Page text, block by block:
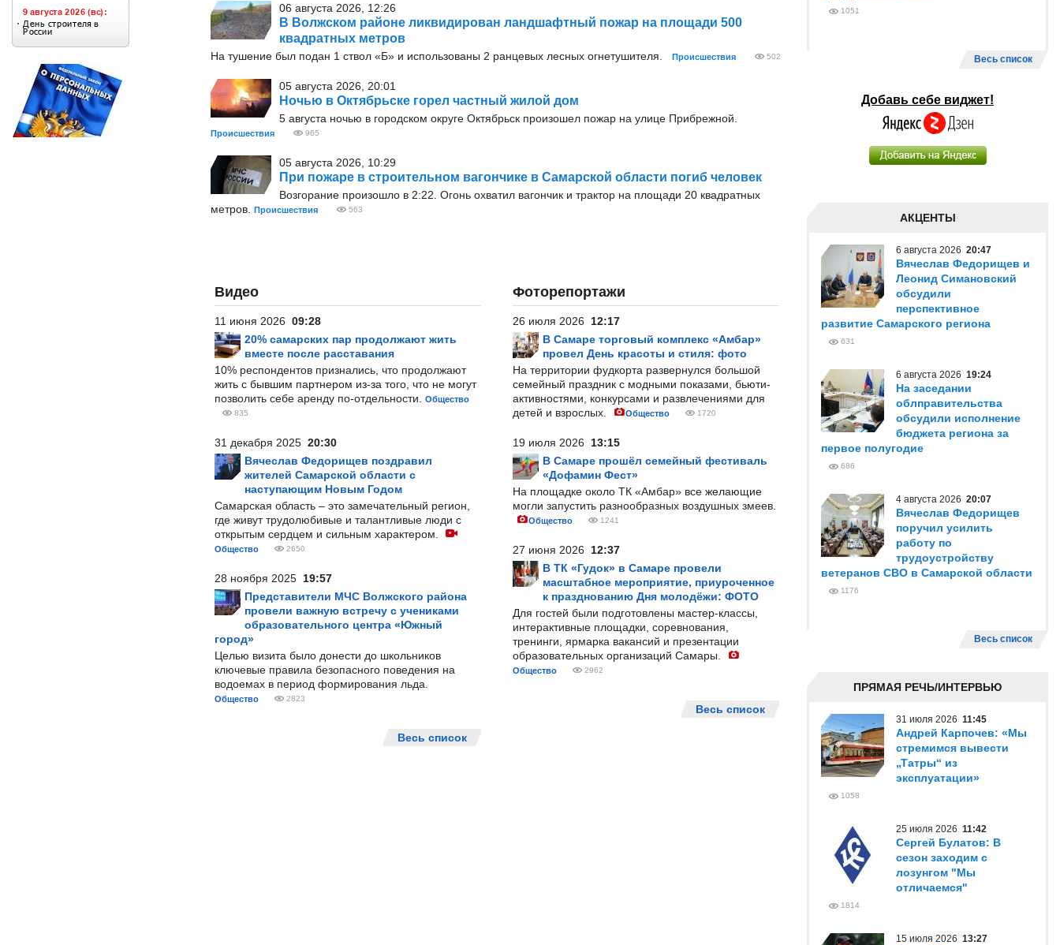
06 августа 2026, 12:26
В Волжском районе ликвидирован ландшафтный пожар на площади 500
квадратных метров
На тушение был подан 1 ствол «Б» и использованы 2 ранцевых лесных огнетушителя. Происшествия 502
05 августа 2026, 20:01
Ночью в Октябрьске горел частный жилой дом
5 августа ночью в городском округе Октябрьск произошел пожар на улице Прибрежной.
Происшествия 965
05 августа 2026, 10:29
При пожаре в строительном вагончике в Самарской области погиб человек
Возгорание произошло в 2:22. Огонь охватил вагончик и трактор на площади 20 квадратных
метров.
Происшествия 563
Видео
11 июня 2026 09:28
20% самарских пар продолжают жить
вместе после расставания
10% респондентов признались, что продолжают
жить с бывшим партнером из-за того, что не могут
позволить себе аренду по-отдельности.
Общество
835
31 декабря 2025 20:30
Вячеслав Федорищев поздравил
жителей Самарской области с
наступающим Новым Годом
Самарская область – это замечательный регион,
где живут трудолюбивые и талантливые люди с
открытым сердцем и сильным характером.
Общество 2650
28 ноября 2025 19:57
Представители МЧС Волжского района
провели важную встречу с учениками
образовательного центра «Южный
город»
Целью визита было донести до школьников
ключевые правила безопасного поведения на
водоемах в период формирования льда.
Общество 2823
Весь список
Фоторепортажи
26 июля 2026 12:17
В Самаре торговый комплекс «Амбар»
провел День красоты и стиля: фото
На территории фудкорта развернулся большой
семейный праздник с модными показами, бьюти-
активностями, конкурсами и развлечениями для
детей и взрослых.
Общество 1720
19 июля 2026 13:15
В Самаре прошёл семейный фестиваль
«Дофамин Фест»
На площадке около ТК «Амбар» все желающие
могли запустить разнообразных воздушных змеев.
Общество 1241
27 июня 2026 12:37
В ТК «Гудок» в Самаре провели
масштабное мероприятие, приуроченное
к празднованию Дня молодёжи: ФОТО
Для гостей были подготовлены мастер-классы,
интерактивные площадки, соревнования,
тренинги, ярмарка вакансий и презентации
образовательных организаций Самары.
Общество 2962
Весь список
1051
Весь список
Добавь себе виджет!
АКЦЕНТЫ
6 августа 2026 20:47
Вячеслав Федорищев и
Леонид Симановский
обсудили
перспективное
развитие Самарского региона
631
6 августа 2026 19:24
На заседании
облправительства
обсудили исполнение
бюджета региона за
первое полугодие
686
4 августа 2026 20:07
Вячеслав Федорищев
поручил усилить
работу по
трудоустройству
ветеранов СВО в Самарской области
1176
Весь список
ПРЯМАЯ РЕЧЬ/ИНТЕРВЬЮ
31 июля 2026 11:45
Андрей Карпочев: «Мы
стремимся вывести
„Татры“ из
эксплуатации»
1058
25 июля 2026 11:42
Сергей Булатов: В
сезон заходим с
лозунгом "Мы
отличаемся"
1814
15 июля 2026 13:27